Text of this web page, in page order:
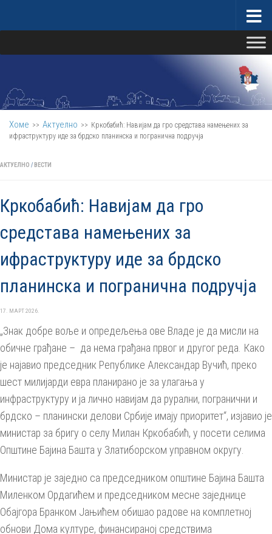
Хоме >> Актуелно >> Кркобабић: Навијам да гро средстава намењених за
ифраструктуру иде за брдско планинска и погранична подручја
АКТУЕЛНО /ВЕСТИ
Кркобабић: Навијам да гро
средстава намењених за
ифраструктуру иде за брдско
планинска и погранична подручја
17. МАРТ 2026.
„Знак добре воље и опредељења ове Владе је да мисли на
обичне грађане – да нема грађана првог и другог реда. Како
је најавио председник Републике Александар Вучић, преко
шест милијарди евра планирано је за улагања у
инфраструктуру и ја лично навијам да рурални, погранични и
брдско – планински делови Србије имају приоритет“, изјавио је
министар за бригу о селу Милан Кркобабић, у посети селима
Општине Бајина Башта у Златиборском управном округу.
Министар је заједно са председником општине Бајина Башта
Миленком Ордагићем и председником месне заједнице
Обајгора Бранком Јањићем обишао радове на комплетној
обнови Дома културе, финансираној средствима